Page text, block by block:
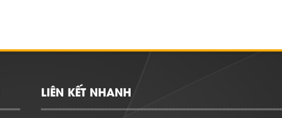
LIÊN KẾT NHANH